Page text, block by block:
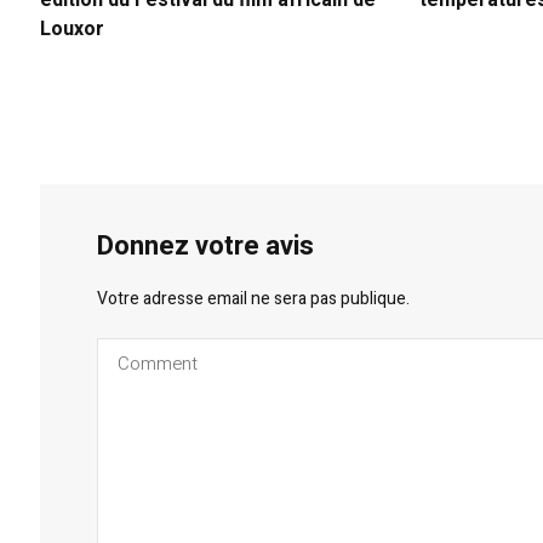
Louxor
Donnez votre avis
Votre adresse email ne sera pas publique.